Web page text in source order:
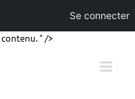
" />Skip
Se connecter